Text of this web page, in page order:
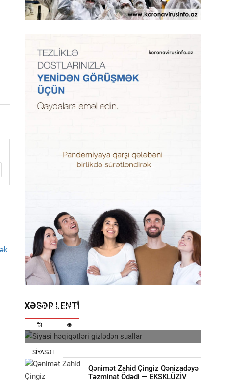
XƏBƏR LENTI
SIYASƏT
Siyasi Həqiqətləri Gizlədən Suallar
Qənimət Zahid Çingiz Qənizadəyə
Təzminat Ödədi — EKSKLÜZİV